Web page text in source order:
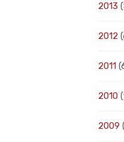
2013
2012
2011
2010
2009